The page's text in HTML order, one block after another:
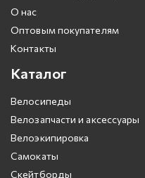
О нас
Оптовым покупателям
Контакты
Каталог
Велосипеды
Велозапчасти и аксессуары
Велоэкипировка
Самокаты
Скейтборды